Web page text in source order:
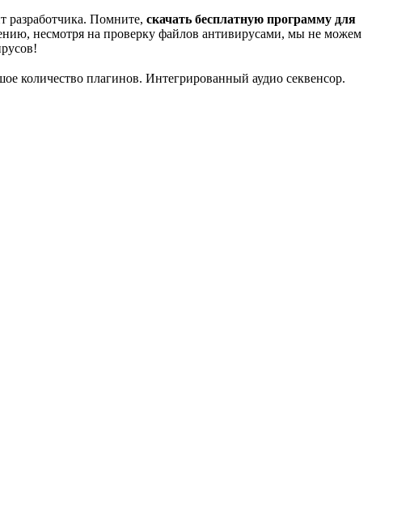
разработчика. Помните, скачать бесплатную программу для
несмотря на проверку файлов антивирусами, мы не можем
количество плагинов. Интегрированный аудио секвенсор.